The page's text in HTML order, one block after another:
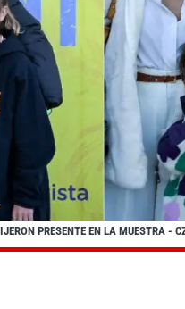
PRESENTE EN LA MUESTRA -